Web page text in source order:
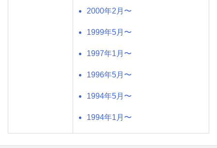
2000年2月〜
1999年5月〜
1997年1月〜
1996年5月〜
1994年5月〜
1994年1月〜